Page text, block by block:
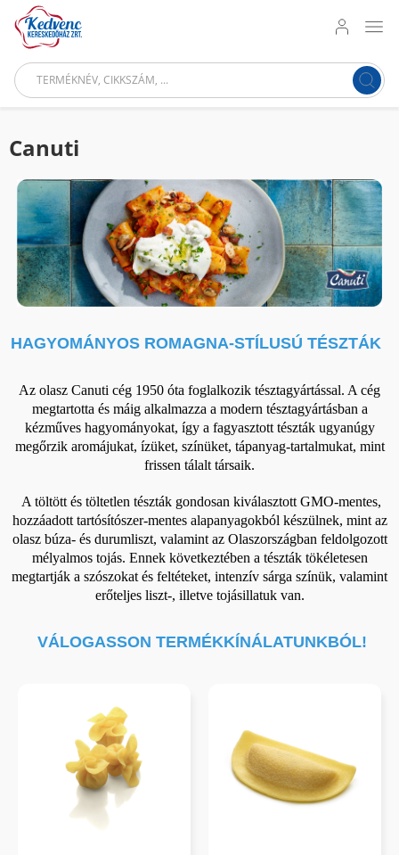
Canuti
HAGYOMÁNYOS ROMAGNA-STÍLUSÚ TÉSZTÁK
Az olasz Canuti cég 1950 óta foglalkozik tésztagyártással. A cég
megtartotta és máig alkalmazza a modern tésztagyártásban a
kézműves hagyományokat, így a fagyasztott tészták ugyanúgy
megőrzik aromájukat, ízüket, színüket, tápanyag-tartalmukat, mint
frissen tálalt társaik.
A töltött és töltetlen tészták gondosan kiválasztott GMO-mentes,
hozzáadott tartósítószer-mentes alapanyagokból készülnek, mint az
olasz búza- és durumliszt, valamint az Olaszországban feldolgozott
mélyalmos tojás. Ennek következtében a tészták tökéletesen
megtartják a szószokat és feltéteket, intenzív sárga színük, valamint
erőteljes liszt-, illetve tojásillatuk van.
VÁLOGASSON TERMÉKKÍNÁLATUNKBÓL!